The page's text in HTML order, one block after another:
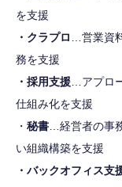
を支援
・クラプロ
…営業資
務を支援
・採用支援 …アプロ
仕組み化を支援
・ 秘書 …経営者の事
い組織構築を支援
・バックオフィス支